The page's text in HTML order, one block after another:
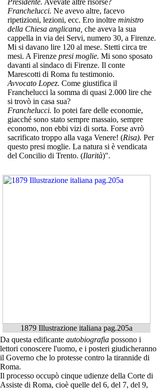
Franchelucci. Ne avevo altre, facevo
ripetizioni, lezioni, ecc. Ero inoltre ministro
della Chiesa anglicana, che aveva la sua
cappella in via dei Servi, numero 30, a Firenze.
Mi si davano lire 120 al mese. Stetti circa tre
mesi. A Firenze presi moglie. Mi sono sposato
davanti al sindaco di Firenze. Il conte
Marescotti di Roma fu testimonio.
Avvocato Lopez. Come giustifica il
Franchelucci la somma di quasi 2.000 lire che
si trovò in casa sua?
Franchelucci. Io potei fare delle economie,
giacché sono stato sempre massaio, sempre
economo, non ebbi vizi di sorta. Forse avrò
sacrificato troppo alla vaga Venere! (Risa). Per
questo presi moglie. La natura si è vendicata
del Concilio di Trento. (Ilarità)".
1879 Illustrazione italiana pag.205a
Da questa edificante autobiografia possono i
lettori conoscere l'uomo, e i posteri giudicheranno
il Governo che lo protesse contro la tirannide di
Roma.
Il processo occupò cinque udienze della Corte di
Assiste di Roma, cioè quelle del 6, del 7, del 9,